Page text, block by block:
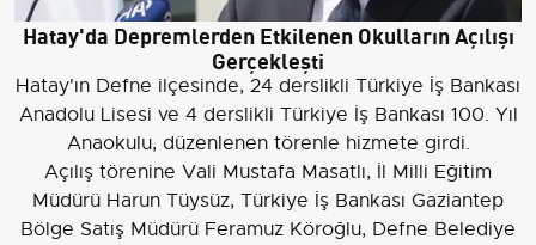
Hatay'da Depremlerden Etkilenen Okulların Açılışı
Gerçekleşti
Hatay'ın Defne ilçesinde, 24 derslikli Türkiye İş Bankası
Anadolu Lisesi ve 4 derslikli Türkiye İş Bankası 100. Yıl
Anaokulu, düzenlenen törenle hizmete girdi.
Açılış törenine Vali Mustafa Masatlı, İl Milli Eğitim
Müdürü Harun Tüysüz, Türkiye İş Bankası Gaziantep
Bölge Satış Müdürü Feramuz Köroğlu, Defne Belediye